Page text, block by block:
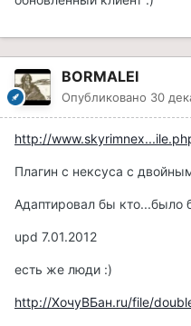
BORMALEI
Опубликовано 30
http://
Плагин с нексуса с
Адаптировал бы кто...было
upd 7.01.2012
есть же люди :)
http://ХочуВБан.ru/file/